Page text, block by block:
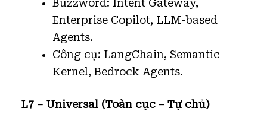
Buzzword: Intent Gateway,
Enterprise Copilot, LLM-based
Agents.
Công cụ: LangChain, Semantic
Kernel, Bedrock Agents.
L7 – Universal (Toàn cục – Tự chủ)